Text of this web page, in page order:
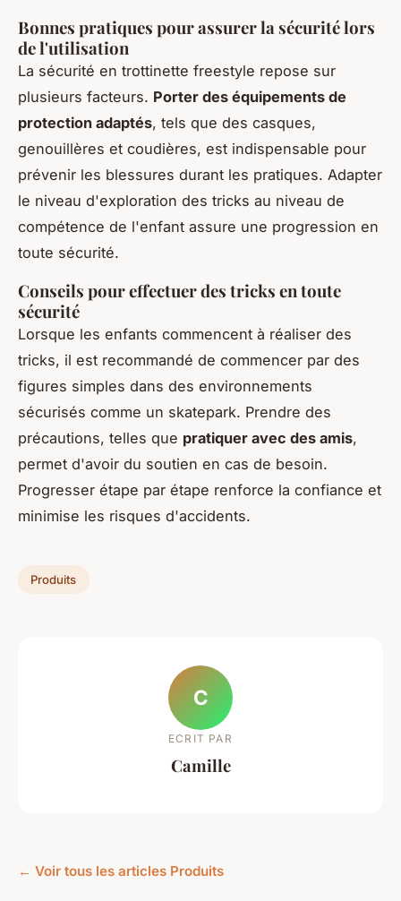
Bonnes pratiques pour assurer la sécurité lors
de l'utilisation
La sécurité en trottinette freestyle repose sur
plusieurs facteurs. Porter des équipements de
protection adaptés, tels que des casques,
genouillères et coudières, est indispensable pour
prévenir les blessures durant les pratiques. Adapter
le niveau d'exploration des tricks au niveau de
compétence de l'enfant assure une progression en
toute sécurité.
Conseils pour effectuer des tricks en toute
sécurité
Lorsque les enfants commencent à réaliser des
tricks, il est recommandé de commencer par des
figures simples dans des environnements
sécurisés comme un skatepark. Prendre des
précautions, telles que pratiquer avec des amis,
permet d'avoir du soutien en cas de besoin.
Progresser étape par étape renforce la confiance et
minimise les risques d'accidents.
Produits
C
ECRIT PAR
Camille
← Voir tous les articles Produits